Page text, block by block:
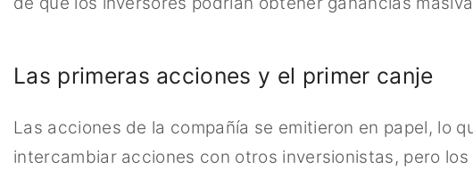
Las primeras acciones y el primer canje
Las acciones de la compañía se emitieron en papel, lo
intercambiar acciones con otros inversionistas, pero